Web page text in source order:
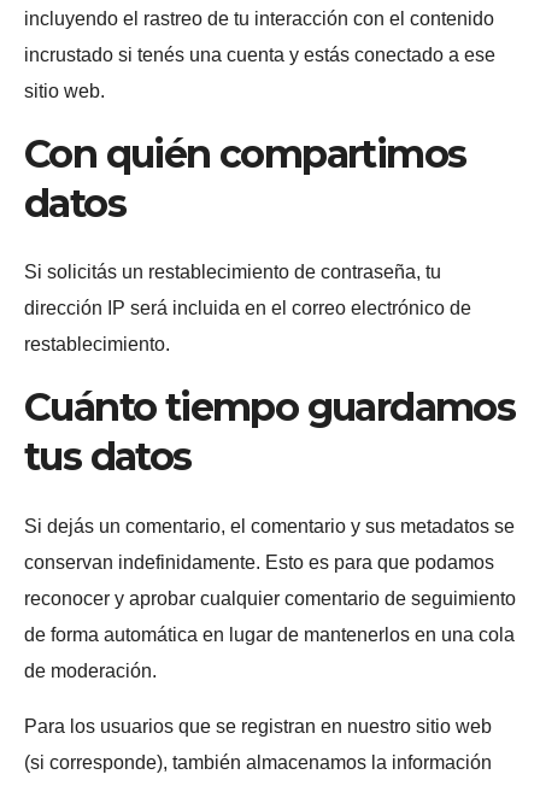
incluyendo el rastreo de tu interacción con el contenido
incrustado si tenés una cuenta y estás conectado a ese
sitio web.
Con quién compartimos
datos
Si solicitás un restablecimiento de contraseña, tu
dirección IP será incluida en el correo electrónico de
restablecimiento.
Cuánto tiempo guardamos
tus datos
Si dejás un comentario, el comentario y sus metadatos se
conservan indefinidamente. Esto es para que podamos
reconocer y aprobar cualquier comentario de seguimiento
de forma automática en lugar de mantenerlos en una cola
de moderación.
Para los usuarios que se registran en nuestro sitio web
(si corresponde), también almacenamos la información